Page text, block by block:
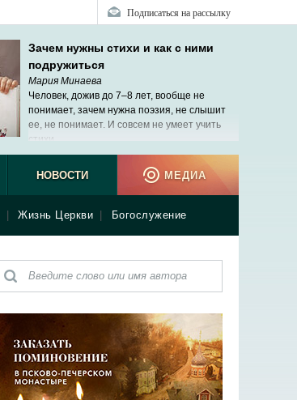
Подписаться на рассылку
Зачем нужны стихи и как с ними
подружиться
Мария Минаева
Человек, дожив до 7–8 лет, вообще не
понимает, зачем нужна поэзия, не слышит
ее, не понимает. И совсем не умеет учить
стихи.
Жизнь Церкви Богослужение
НОВОСТИ МЕДИА